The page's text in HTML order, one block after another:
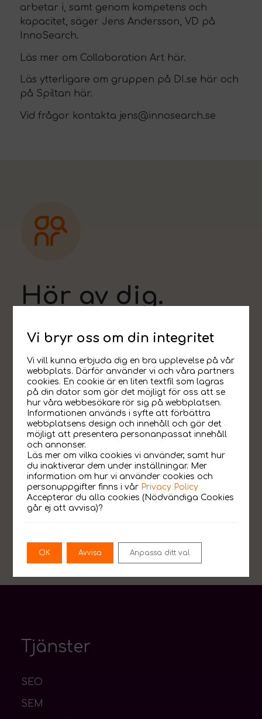
arbetar i, samt genom kompetens och
kapacitet, säger Jens Andersson, VD på
InnoSearch.
Läs mer om Collaboration Art här.
Läs ytterligare om gruppen på DI.se här och
på Spiltan här.
Vid frågor kontakta jens@innosearch.se
Hör av dig.
Hur kan vi hjälpa dig?
Tjänster
SEO
SEM
Vi bryr oss om din integritet
Vi vill kunna erbjuda dig en bra upplevelse på vår
webbplats. Därför använder vi och våra partners
cookies. En cookie är en liten textfil som lagras
på din dator som gör det möjligt för oss att se
hur våra webbesökare rör sig på webbplatsen.
Informationen används i syfte att förbättra
webbplatsens design och innehåll och gör det
möjligt att presentera personanpassat innehåll
och annonser.
Läs mer om vilka cookies vi använder, samt hur
du inaktiverar dem under inställningar. Mer
information om hur vi använder cookies och
personuppgifter finns i vår Privacy Policy
Accepterar du alla cookies (Nödvändiga Cookies
går ej att avvisa)?
OK Avvisa Anpassa ditt val